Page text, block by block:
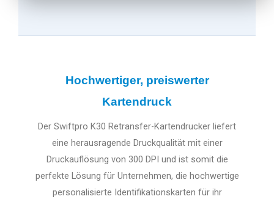
Hochwertiger, preiswerter
Kartendruck
Der Swiftpro K30 Retransfer-Kartendrucker liefert
eine herausragende Druckqualität mit einer
Druckauflösung von 300 DPI und ist somit die
perfekte Lösung für Unternehmen, die hochwertige
personalisierte Identifikationskarten für ihr